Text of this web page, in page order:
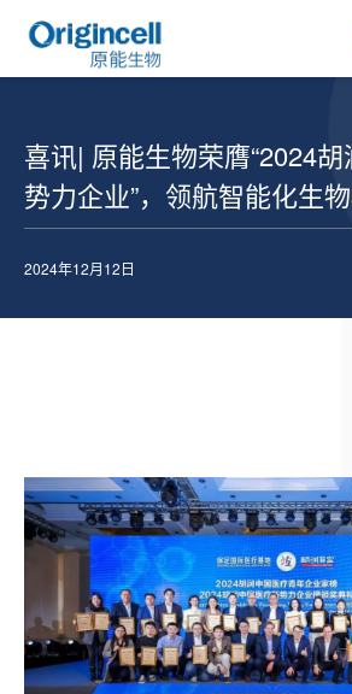
喜讯| 原能生物荣膺“2024
势力企业”，领航智能化生
2024年12月12日